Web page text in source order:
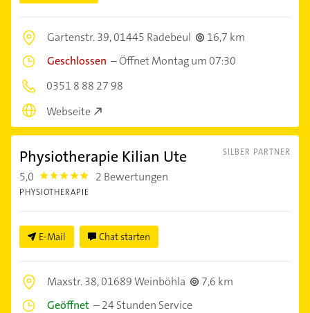
Gartenstr. 39,01445 Radebeul
16,7 km
Geschlossen –Öffnet Montag um 07:30
0351 8 88 27 98
Webseite
SILBER PARTNER
Physiotherapie Kilian Ute
5,0 5.0 2 Bewertungen
PHYSIOTHERAPIE
E-Mail Chat starten
Maxstr. 38,01689 Weinböhla
7,6 km
Geöffnet –24 Stunden Service